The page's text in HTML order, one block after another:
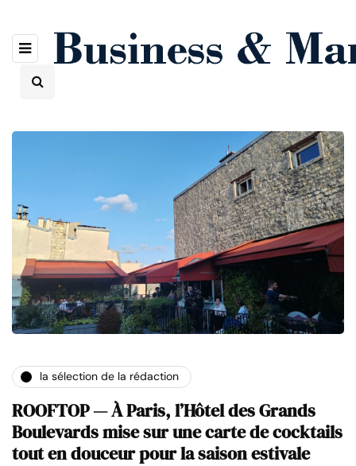
la sélection de la rédaction
ROOFTOP — À Paris, l’Hôtel des Grands
Boulevards mise sur une carte de cocktails
tout en douceur pour la saison estivale